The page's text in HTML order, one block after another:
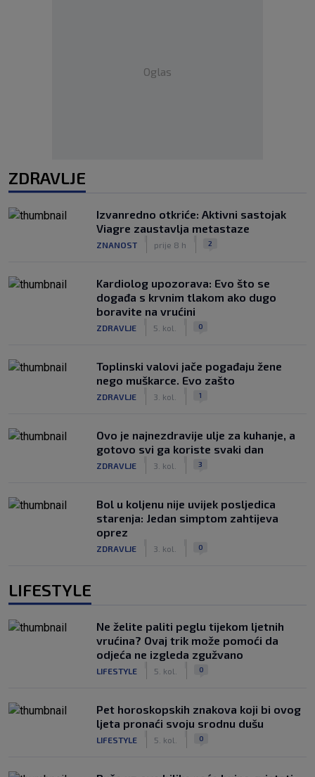
Oglas
ZDRAVLJE
Izvanredno otkriće: Aktivni sastojak
Viagre zaustavlja metastaze
ZNANOST prije 8 h 2
Kardiolog upozorava: Evo što se
događa s krvnim tlakom ako dugo
boravite na vrućini
ZDRAVLJE 5. kol. 0
Toplinski valovi jače pogađaju žene
nego muškarce. Evo zašto
ZDRAVLJE 3. kol. 1
Ovo je najnezdravije ulje za kuhanje, a
gotovo svi ga koriste svaki dan
ZDRAVLJE 3. kol. 3
Bol u koljenu nije uvijek posljedica
starenja: Jedan simptom zahtijeva
oprez
ZDRAVLJE 3. kol. 0
LIFESTYLE
Ne želite paliti peglu tijekom ljetnih
vrućina? Ovaj trik može pomoći da
odjeća ne izgleda zgužvano
LIFESTYLE 5. kol. 0
Pet horoskopskih znakova koji bi ovog
ljeta pronaći svoju srodnu dušu
LIFESTYLE 5. kol. 0